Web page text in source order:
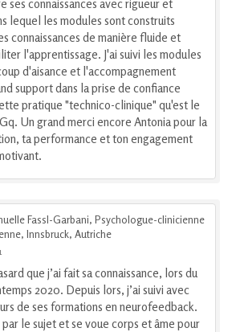
ses connaissances avec rigueur et
lequel les modules sont construits
connaissances de manière fluide et
l'apprentissage. J'ai suivi les modules
d'aisance et l'accompagnement
support dans la prise de confiance
pratique "technico-clinique" qu'est le
Un grand merci encore Antonia pour la
ta performance et ton engagement
Fassl-Garbani, Psychologue-clinicienne
Innsbruck, Autriche
que j’ai fait sa connaissance, lors du
2020. Depuis lors, j’ai suivi avec
de ses formations en neurofeedback.
le sujet et se voue corps et âme pour